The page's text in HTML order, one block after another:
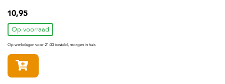
10,95
Op voorraad
Op werkdagen voor 21:00 besteld, morgen in huis